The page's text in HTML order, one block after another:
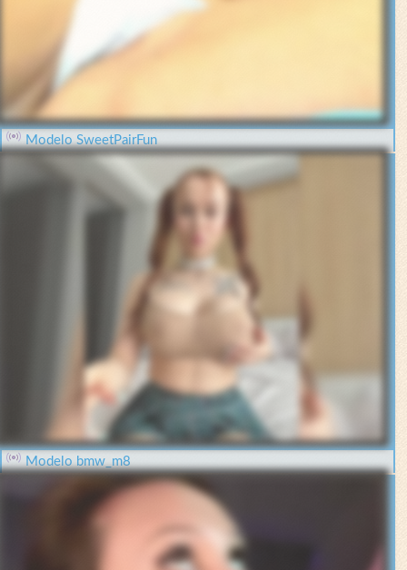
Modelo SweetPairFun
Modelo bmw_m8